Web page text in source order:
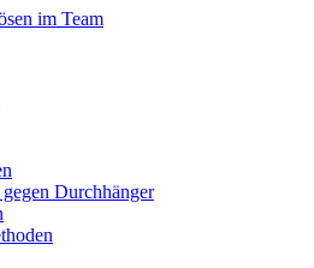
im Team
Durchhänger